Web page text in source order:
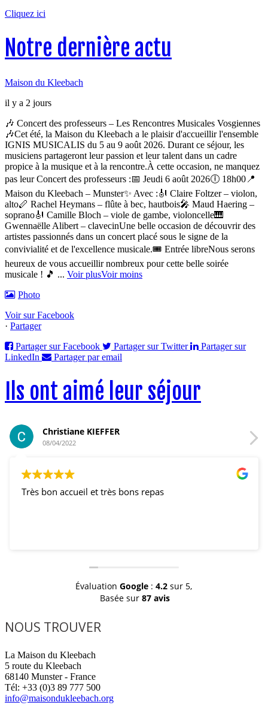
Cliquez ici
Notre dernière actu
Maison du Kleebach
il y a 2 jours
🎶 Concert des professeurs – Les Rencontres Musicales Vosgiennes
🎶Cet été, la Maison du Kleebach a le plaisir d'accueillir l'ensemble
IGNIS MUSICALIS du 5 au 9 août 2026. Durant ce séjour, les
musiciens partageront leur passion et leur talent dans un cadre
propice à la musique et à la rencontre.À cette occasion, ne manquez
pas leur Concert des professeurs :📅 Jeudi 6 août 2026🕕 18h00 📍
Maison du Kleebach – Munster✨ Avec :🎻 Claire Foltzer – violon,
alto🪈 Rachel Heymans – flûte à bec, hautbois🎤 Maud Haering –
soprano🎻 Camille Bloch – viole de gambe, violoncelle🎹
Gwennaëlle Alibert – clavecinUne belle occasion de découvrir des
artistes passionnés dans un concert placé sous le signe de la
convivialité et de l'excellence musicale.🎟 Entrée libreNous serons
heureux de vous accueillir nombreux pour cette belle soirée
musicale ! 🎵 ... Voir plusVoir moins
Photo
Voir sur Facebook
· Partager
Partager sur Facebook
Partager sur Twitter
Partager sur
LinkedIn
Partager par email
Ils ont aimé leur séjour
Christiane KIEFFER
08/04/2022
bon accueil et très bons repas
Évaluation Google: 4.2sur 5,
Basée sur 87 avis
NOUS TROUVER
La Maison du Kleebach
5 route du Kleebach
68140 Munster - France
Tél: +33 (0)3 89 777 500
info@maisondukleebach.org